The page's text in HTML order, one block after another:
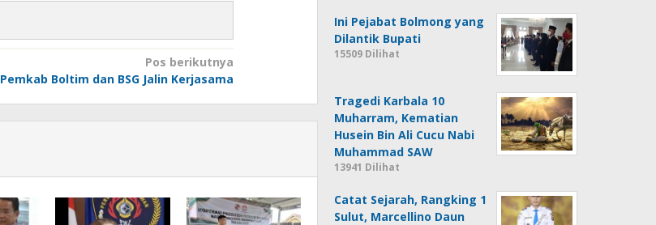
Pos berikutnya
Pemkab Boltim dan BSG Jalin Kerjasama
Ini Pejabat Bolmong yang
Dilantik Bupati
15509 Dilihat
Tragedi Karbala 10
Muharram, Kematian
Husein Bin Ali Cucu Nabi
Muhammad SAW
13941 Dilihat
Catat Sejarah, Rangking 1
Sulut, Marcellino Daun